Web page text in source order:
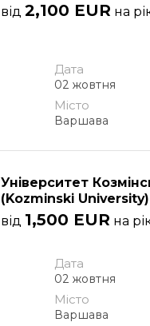
від2,100 EUR на
Дата
02 жовтня
Місто
Варшава
Університет
(Kozminski University)
від 1,500 EUR на
Дата
02 жовтня
Місто
Варшава